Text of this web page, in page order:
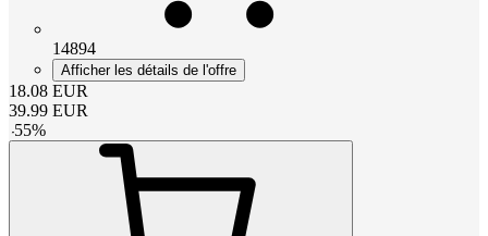
14894
Afficher les détails de l'offre
18.08 EUR
39.99 EUR
-55%